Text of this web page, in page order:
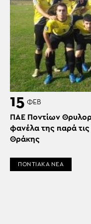
15 ΦΕΒ
ΠΑΕ Ποντίων
φανέλα της παρά
Θράκης
ΠΟΝΤΙΑΚΑ ΝΕΑ